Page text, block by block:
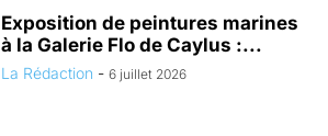
Exposition de peintures marines
à la Galerie Flo de Caylus :...
La Rédaction - 6 juillet 2026